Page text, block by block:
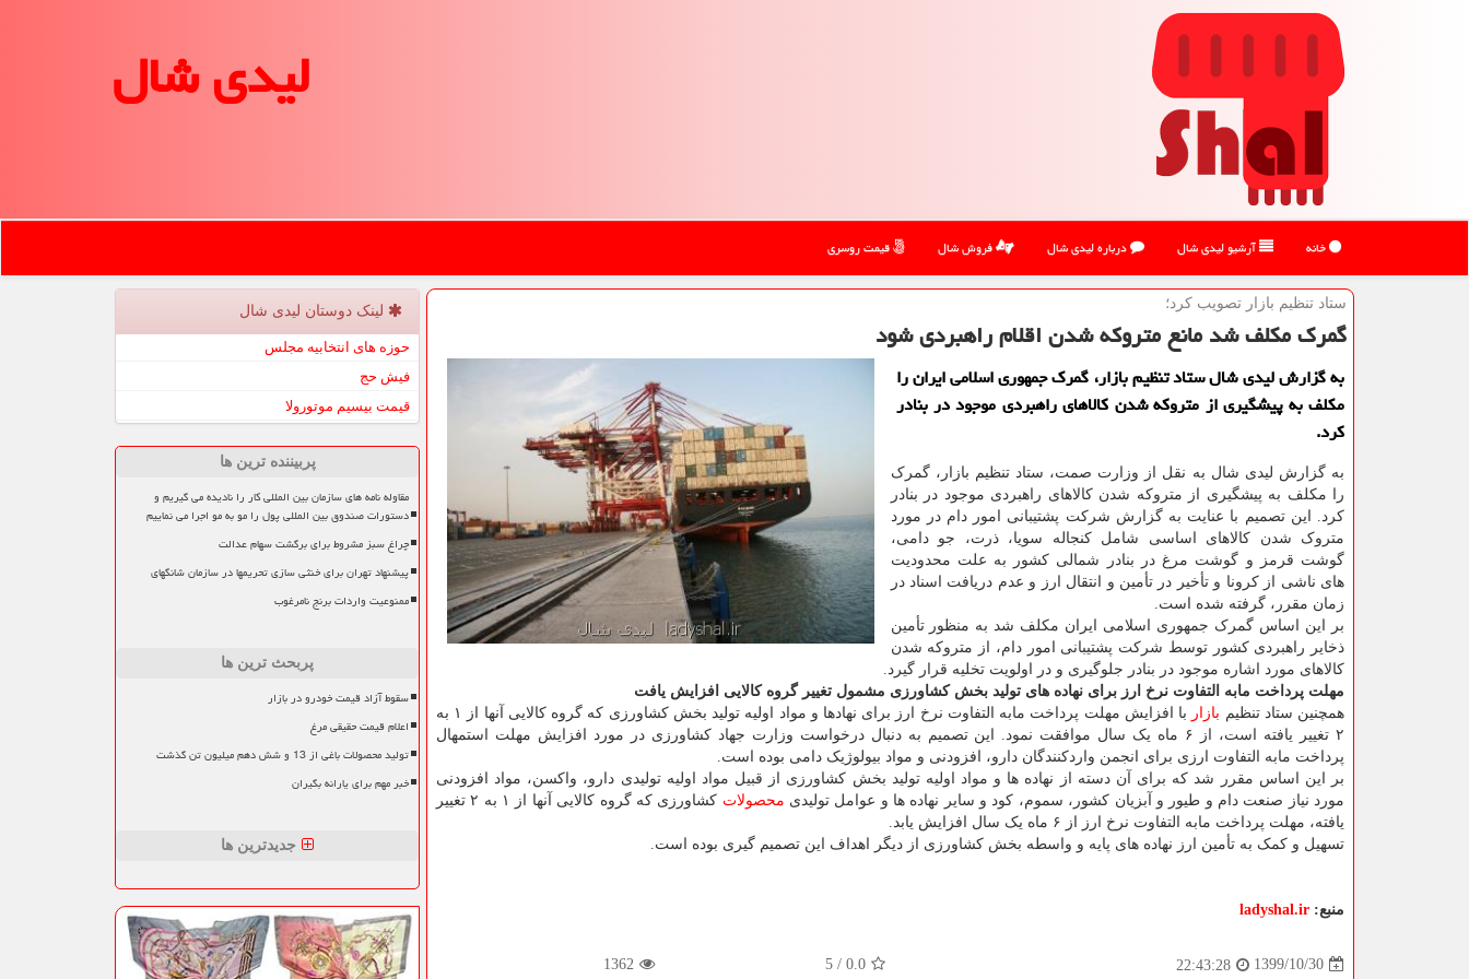
لیدی شال
خانه آرشیو لیدی شال درباره لیدی شال فروش شال قیمت روسری
ستاد تنظیم بازار تصویب كرد؛
گمرك مكلف شد مانع متروكه شدن اقلام راهبردی شود
به گزارش لیدی شال ستاد تنظیم بازار، گمرک جمهوری اسلامی ایران را
مکلف به پیشگیری از متروکه شدن کالاهای راهبردی موجود در بنادر
کرد.
به گزارش لیدی شال به نقل از وزارت صمت، ستاد تنظیم بازار، گمرک
را مکلف به پیشگیری از متروکه شدن کالاهای راهبردی موجود در بنادر
کرد. این تصمیم با عنایت به گزارش شرکت پشتیبانی امور دام در مورد
متروک شدن کالاهای اساسی شامل کنجاله سویا، ذرت، جو دامی،
گوشت قرمز و گوشت مرغ در بنادر شمالی کشور به علت محدودیت
های ناشی از کرونا و تأخیر در تأمین و انتقال ارز و عدم دریافت اسناد در
زمان مقرر، گرفته شده است.
بر این اساس گمرک جمهوری اسلامی ایران مکلف شد به منظور تأمین
ذخایر راهبردی کشور توسط شرکت پشتیبانی امور دام، از متروکه شدن
کالاهای مورد اشاره موجود در بنادر جلوگیری و در اولویت تخلیه قرار گیرد.
مهلت پرداخت مابه التفاوت نرخ ارز برای نهاده های تولید بخش کشاورزی مشمول تغییر گروه کالایی افزایش یافت
همچنین ستاد تنظیم بازار
با افزایش مهلت پرداخت مابه التفاوت نرخ ارز برای نهادها و مواد اولیه تولید بخش کشاورزی که گروه کالایی آنها از ۱ به
۲ تغییر یافته است، از ۶ ماه یک سال موافقت نمود. این تصمیم به دنبال درخواست وزارت جهاد کشاورزی در مورد افزایش مهلت استمهال
پرداخت مابه التفاوت ارزی برای انجمن واردکنندگان دارو، افزودنی و مواد بیولوژیک دامی بوده است.
بر این اساس مقرر شد که برای آن دسته از نهاده ها و مواد اولیه تولید بخش کشاورزی از قبیل مواد اولیه تولیدی دارو، واکسن، مواد افزودنی
مورد نیاز صنعت دام و طیور و آبزیان کشور، سموم، کود و سایر نهاده ها و عوامل تولیدی محصولات
کشاورزی که گروه کالایی آنها از ۱ به ۲ تغییر
یافته، مهلت پرداخت مابه التفاوت نرخ ارز از ۶ ماه یک سال افزایش یابد.
تسهیل و کمک به تأمین ارز نهاده های پایه و واسطه بخش کشاورزی از دیگر اهداف این تصمیم گیری بوده است.
منبع: ladyshal.ir
1399/10/30
22:43:28
0.0
/
5
1362
لینک دوستان لیدی شال
حوزه های انتخابیه مجلس
فیش حج
قیمت بیسیم موتورولا
پربیننده ترین ها
مقاوله نامه های سازمان بین المللی کار را نادیده می گیریم و
دستورات صندوق بین المللی پول را مو به مو اجرا می نماییم
چراغ سبز مشروط برای برگشت سهام عدالت
پیشنهاد تهران برای خنثی سازی تحریمها در سازمان شانگهای
ممنوعیت واردات برنج نامرغوب
پربحث ترین ها
سقوط آزاد قیمت خودرو در بازار
اعلام قیمت حقیقی مرغ
تولید محصولات باغی از 13 و شش دهم میلیون تن گذشت
خبر مهم برای یارانه بگیران
جدیدترین ها